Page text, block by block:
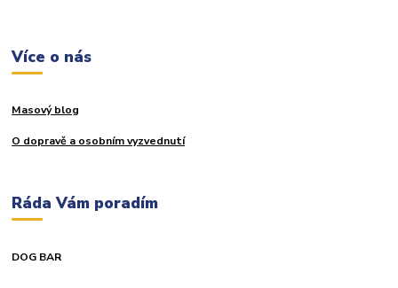
Více o nás
Masový blog
O dopravě a osobním vyzvednutí
Ráda Vám poradím
DOG BAR